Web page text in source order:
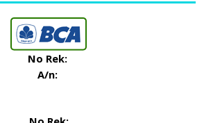
No Rek:
A/n: